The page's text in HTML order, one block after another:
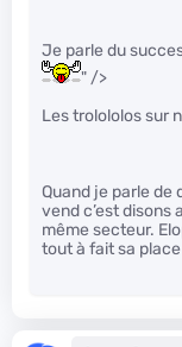
Je parle du
" />
Les trolololos sur
Quand je parle de
vend c’est disons
même secteur.
tout à fait sa